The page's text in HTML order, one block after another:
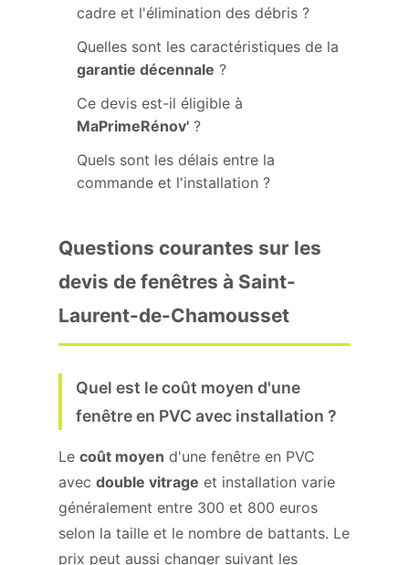
cadre et l'élimination des débris ?
Quelles sont les caractéristiques de la
garantie décennale ?
Ce devis est-il éligible à
MaPrimeRénov' ?
Quels sont les délais entre la
commande et l'installation ?
Questions courantes sur les
devis de fenêtres à Saint-
Laurent-de-Chamousset
Quel est le coût moyen d'une
fenêtre en PVC avec installation ?
Le coût moyen d'une fenêtre en PVC
avec double vitrage et installation varie
généralement entre 300 et 800 euros
selon la taille et le nombre de battants. Le
prix peut aussi changer suivant les